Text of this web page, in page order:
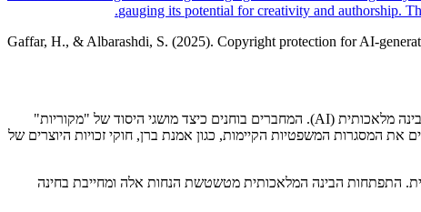
Gaffar, H., & Albarashdi, S. (2025). Copyright protection for AI-
המאמר עוסק באחת הסוגיות המרכזיות והמתפתחות ביותר במשפט הבינלאומי של זכויות היוצרים: שאלת ההגנה המשפטית על יצירות שנוצרו על ידי בינה מלאכותית (AI). המחברים בוחנים כיצד מושגי היסוד של "מקוריות"
המסגרות המשפטיות הקיימות, כגון אמנת ברן, חוקי זכויות היוצרים של
התפתחות הבינה המלאכותית מטשטשת הנחות אלה ומחייבת בחינה